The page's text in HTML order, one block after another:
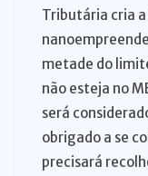
Tributária cria
metade do
não esteja no
será
obrigado a se
precisará